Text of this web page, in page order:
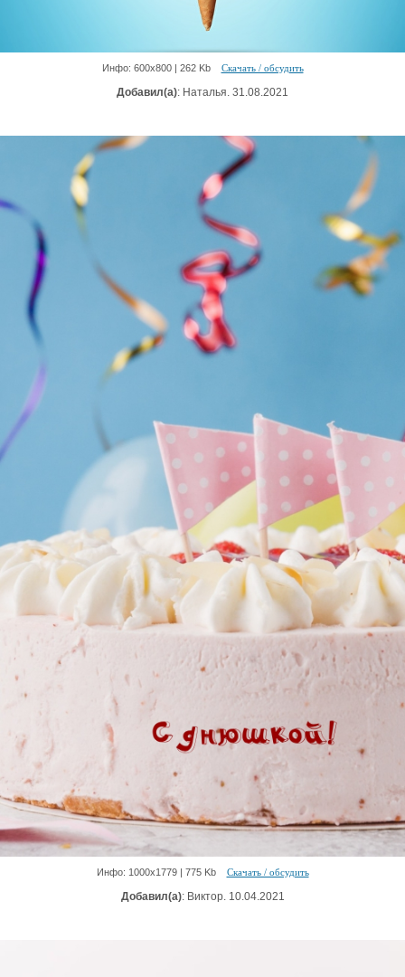
Инфо: 600х800 | 262 Kb Скачать / обсудить
Добавил(а): Наталья. 31.08.2021
Инфо: 1000х1779 | 775 Kb Скачать / обсудить
Добавил(а): Виктор. 10.04.2021